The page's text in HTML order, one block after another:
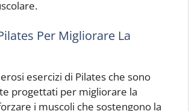
Per Migliorare La
esercizi di Pilates che sono
progettati per migliorare la
i muscoli che sostengono la